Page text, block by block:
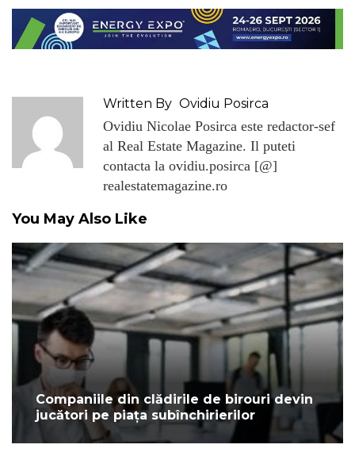
Written By Ovidiu Posirca
Ovidiu Nicolae Posirca este redactor-sef
al Real Estate Magazine. Il puteti
contacta la ovidiu.posirca [@]
realestatemagazine.ro
You May Also Like
Companiile din clădirile de birouri devin
jucători pe piața subînchirierilor